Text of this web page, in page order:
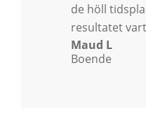
de höll
resultatet
Maud L
Boende